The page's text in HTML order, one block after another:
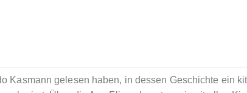
Kasmann gelesen haben, in dessen Geschichte ein